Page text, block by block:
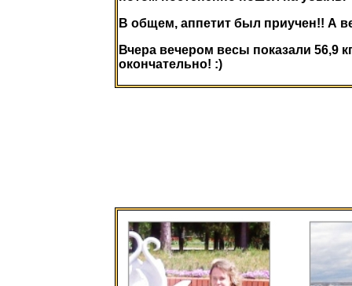
В общем, аппетит был приучен!! А
Вчера вечером весы показали 56,9
окончательно! :)